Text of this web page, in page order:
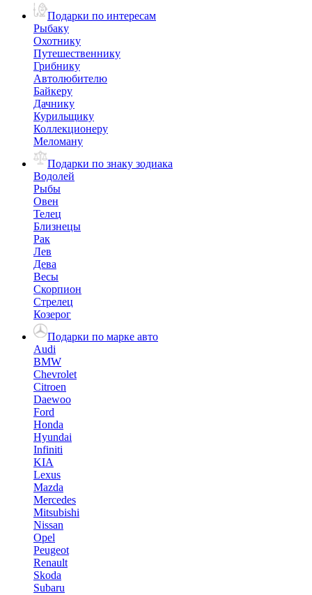
Подарки по интересам
Рыбаку
Охотнику
Путешественнику
Грибнику
Автолюбителю
Байкеру
Дачнику
Курильщику
Коллекционеру
Меломану
Подарки по знаку зодиака
Водолей
Рыбы
Овен
Телец
Близнецы
Рак
Лев
Дева
Весы
Скорпион
Стрелец
Козерог
Подарки по марке авто
Audi
BMW
Chevrolet
Citroen
Daewoo
Ford
Honda
Hyundai
Infiniti
KIA
Lexus
Mazda
Mercedes
Mitsubishi
Nissan
Opel
Peugeot
Renault
Skoda
Subaru